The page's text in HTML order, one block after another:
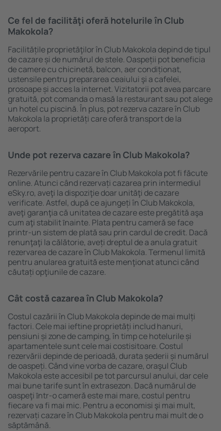
Ce fel de facilităţi oferă hotelurile în Club
Makokola?
Facilitățile proprietăţilor în Club Makokola depind de tipul
de cazare și de numărul de stele. Oaspeții pot beneficia
de camere cu chicinetă, balcon, aer condiționat,
ustensile pentru prepararea ceaiului şi a cafelei,
prosoape și acces la internet. Vizitatorii pot avea parcare
gratuită, pot comanda o masă la restaurant sau pot alege
un hotel cu piscină. În plus, pot rezerva cazare în Club
Makokola la proprietăți care oferă transport de la
aeroport.
Unde pot rezerva cazare în Club Makokola?
Rezervările pentru cazare în Club Makokola pot fi făcute
online. Atunci când rezervați cazarea prin intermediul
eSky.ro, aveţi la dispoziţie doar unităţi de cazare
verificate. Astfel, după ce ajungeți în Club Makokola,
aveţi garanţia că unitatea de cazare este pregătită aşa
cum aţi stabilit ȋnainte. Plata pentru cameră se face
printr-un sistem de plată sau prin cardul de credit. Dacă
renunţaţi la călătorie, aveți dreptul de a anula gratuit
rezervarea de cazare în Club Makokola. Termenul limită
pentru anularea gratuită este menţionat atunci când
căutați opţiunile de cazare.
Cât costă cazarea în Club Makokola?
Costul cazării în Club Makokola depinde de mai mulți
factori. Cele mai ieftine proprietăți includ hanuri,
pensiuni și zone de camping, în timp ce hotelurile și
apartamentele sunt cele mai costisitoare. Costul
rezervării depinde de perioadă, durata șederii și numărul
de oaspeți. Când vine vorba de cazare, oraşul Club
Makokola este accesibil pe tot parcursul anului, dar cele
mai bune tarife sunt în extrasezon. Dacă numărul de
oaspeţi ȋntr-o cameră este mai mare, costul pentru
fiecare va fi mai mic. Pentru a economisi şi mai mult,
rezervați cazare în Club Makokola pentru mai mult de o
săptămână.